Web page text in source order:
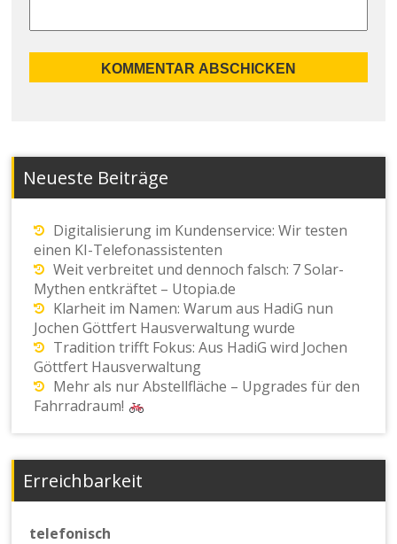
Neueste Beiträge
Digitalisierung im Kundenservice: Wir testen
einen KI-Telefonassistenten
Weit verbreitet und dennoch falsch: 7 Solar-
Mythen entkräftet – Utopia.de
Klarheit im Namen: Warum aus HadiG nun
Jochen Göttfert Hausverwaltung wurde
Tradition trifft Fokus: Aus HadiG wird Jochen
Göttfert Hausverwaltung
Mehr als nur Abstellfläche – Upgrades für den
Fahrradraum!
Erreichbarkeit
telefonisch